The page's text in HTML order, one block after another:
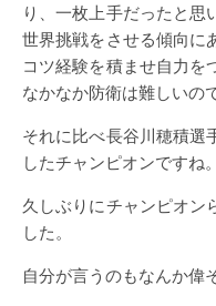
り、一枚上手だったと思
世界挑戦をさせる傾向に
コツ経験を積ませ自力を
なかなか防衛は難しいの
それに比べ長谷川穂積選
したチャンピオンですね。
久しぶりにチャンピオン
した。
自分が言うのもなんか偉